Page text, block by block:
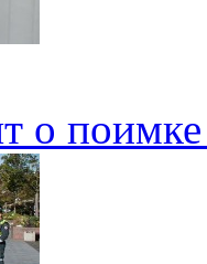
о